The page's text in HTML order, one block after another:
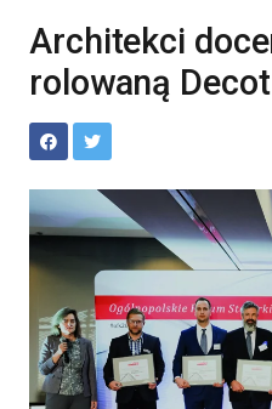
Architekci
rolowaną